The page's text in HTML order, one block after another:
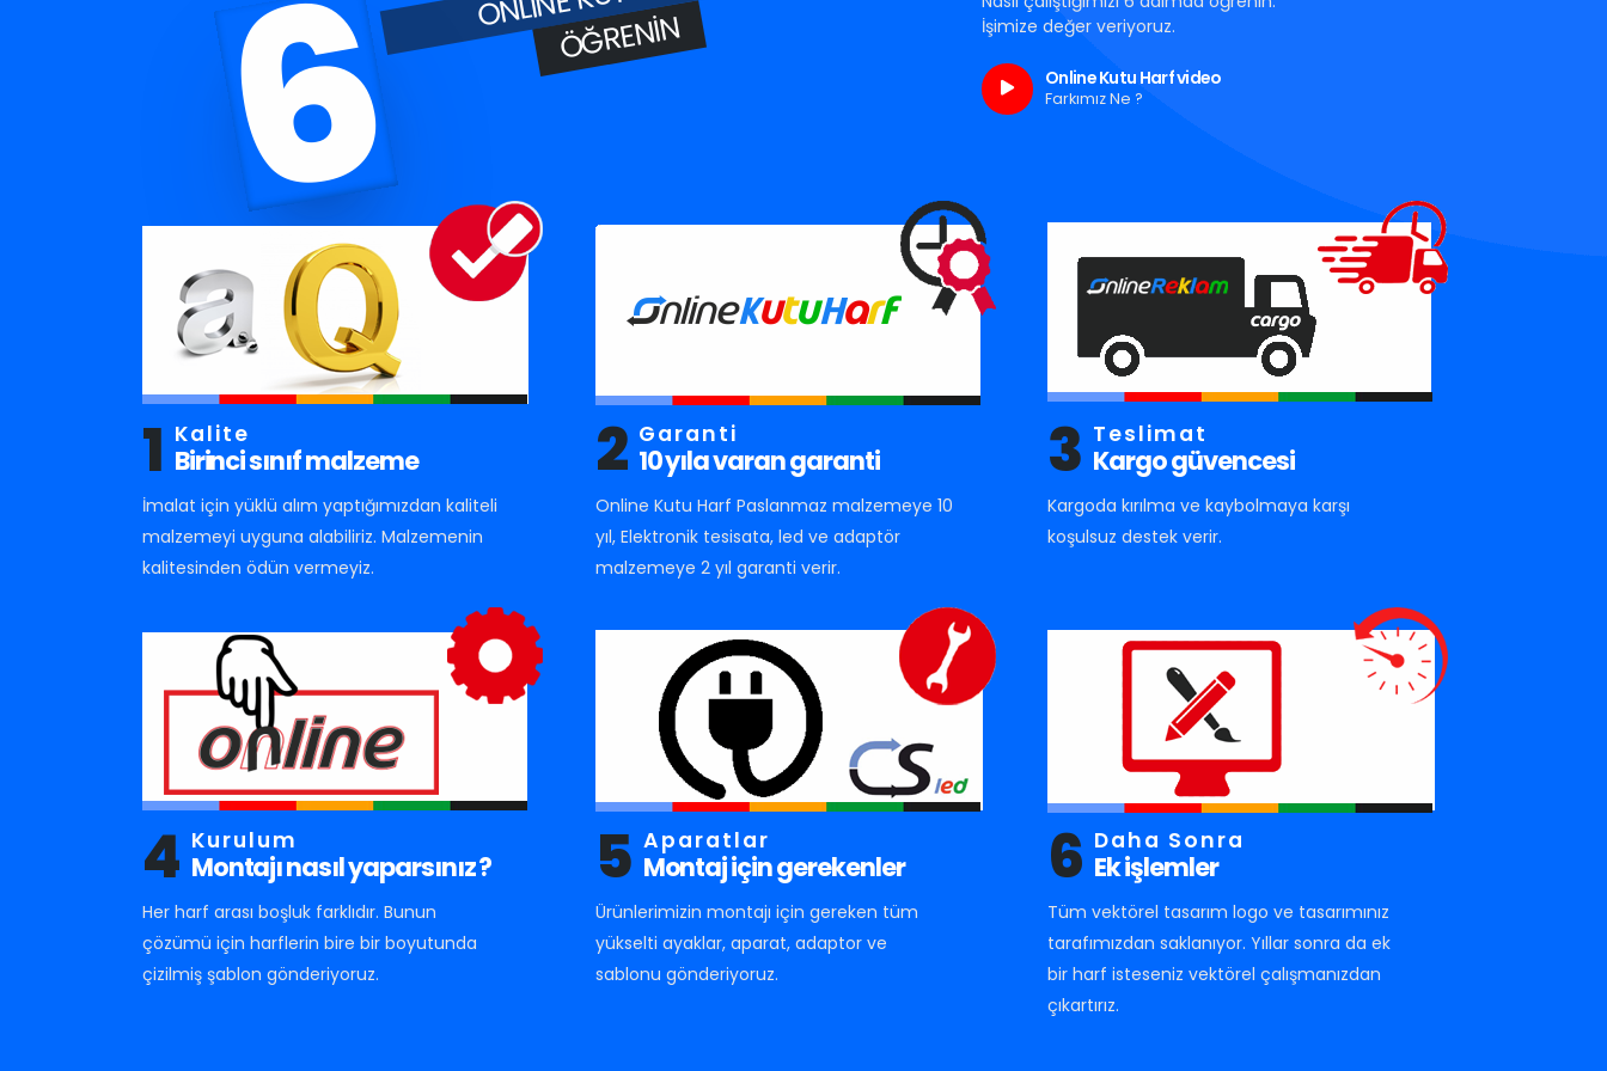
6 ÖĞRENIN
İşimize değer veriyoruz.
Online Kutu Harf video
Farkımız Ne ?
1 Kalite
Birinci sınıf malzeme
İmalat için yüklü alım yaptığımızdan kaliteli
malzemeyi uyguna alabiliriz. Malzemenin
kalitesinden ödün vermeyiz.
2 Garanti
10 yıla varan garanti
Online Kutu Harf Paslanmaz malzemeye 10
yıl, Elektronik tesisata, led ve adaptör
malzemeye 2 yıl garanti verir.
3 Teslimat
Kargo güvencesi
Kargoda kırılma ve kaybolmaya karşı
koşulsuz destek verir.
4 Kurulum
Montajı nasıl yaparsınız ?
Her harf arası boşluk farklıdır. Bunun
çözümü için harflerin bire bir boyutunda
çizilmiş şablon gönderiyoruz.
5 Aparatlar
Montaj için gerekenler
Ürünlerimizin montajı için gereken tüm
yükselti ayaklar, aparat, adaptor ve
sablonu gönderiyoruz.
6 Daha Sonra
Ek işlemler
Tüm vektörel tasarım logo ve tasarımınız
tarafımızdan saklanıyor. Yıllar sonra da ek
bir harf isteseniz vektörel çalışmanızdan
çıkartırız.